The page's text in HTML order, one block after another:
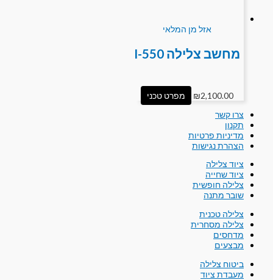
אזל מן המלאי
מחשב צלילה I-550
₪2,100.00
מפרט טכני
צרו קשר
תקנון
מדיניות פרטיות
הצהרת נגישות
ציוד צלילה
ציוד שחייה
צלילה חופשית
שובר מתנה
צלילה טכנית
צלילה מסחרית
מדחסים
מבצעים
ביטוח צלילה
מעבדת ציוד